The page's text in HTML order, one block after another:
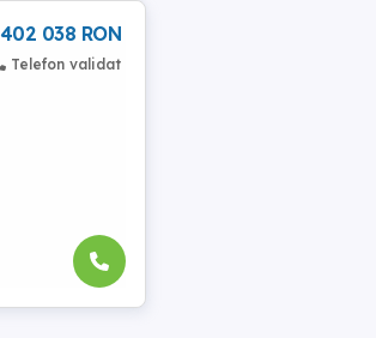
402 038 RON
Telefon validat